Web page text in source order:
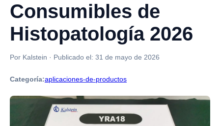
Consumibles de
Histopatología 2026
Por Kalstein · Publicado el: 31 de mayo de 2026
Categoría:aplicaciones-de-productos